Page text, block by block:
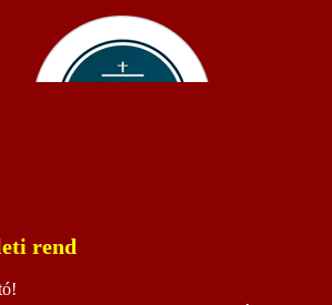
rend